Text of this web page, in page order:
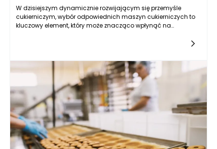
W dzisiejszym dynamicznie rozwijającym się przemyśle
cukierniczym, wybór odpowiednich maszyn cukierniczych to
kluczowy element, który może znacząco wpłynąć na
producenci. Często kuszenie wydajnością, mocą,
nowoczesnymi technologiami oraz innymi aspektami
technicznymi prowadzi do decyzji zakupowych, które w
praktyce nie odpowiadają realnym potrzebom zakładu
produkcyjnego. Aby uniknąć zakupu maszyn, które nie
sprawdzą się w codziennej pracy, warto zrozumieć kilka
istotnych kwestii związanych z ich funkcjonalnością oraz
zastosowaniem.